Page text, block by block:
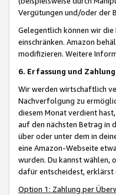
Vergütungen und/oder der
Gelegentlich können wir
einschränken. Amazon
modifizieren. Weitere
6. Erfassung und
Wir werden wirtschaftlich
Nachverfolgung zu
diesem Monat verdient
auf den nächsten Betrag in
über oder unter dem in
eine Amazon-Webseite
wurden. Du kannst wählen,
dafür entscheidest, erklärst
Option 1: Zahlung per